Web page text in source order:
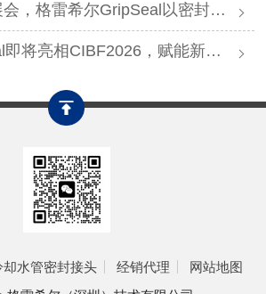
希尔GripSeal以密封连接硬核实力圈粉
CIBF2026，赋能新能源产业绿色发展
却水管密封接头 经销代理
网站地图